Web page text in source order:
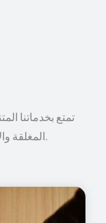
تمتع بخدماتنا